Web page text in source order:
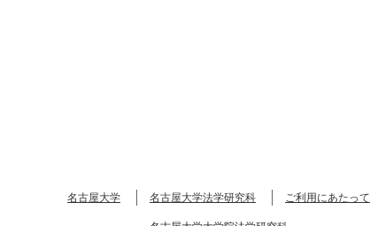
名古屋大学 名古屋大学法学研究科
ご利用にあたって